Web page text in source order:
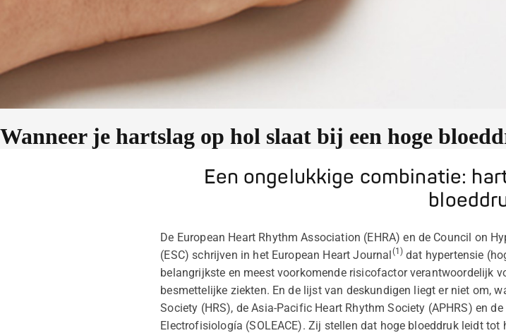
Wanneer je hartslag op hol slaat bij een hoge
Een ongelukkige combinatie:
De European Heart Rhythm Association (EHRA) en de Council on
(ESC) schrijven in het European Heart Journal(1) dat hypertensie
belangrijkste en meest voorkomende risicofactor verantwoordelijk
besmettelijke ziekten. En de lijst van deskundigen liegt er niet om,
Society (HRS), de Asia-Pacific Heart Rhythm Society (APHRS) en
Electrofisiología (SOLEACE). Zij stellen dat hoge bloeddruk leidt